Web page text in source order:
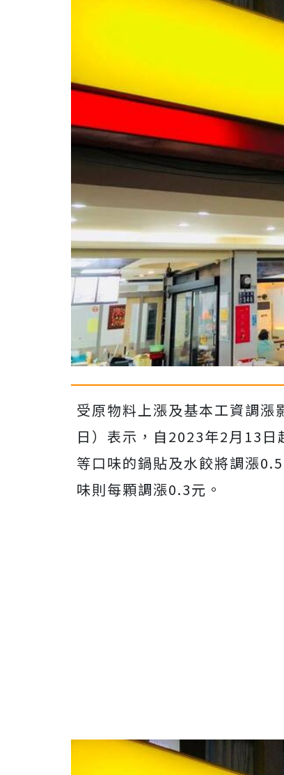
受原物料上漲及基本工資調漲
日）表示，自2023年2月13
等口味的鍋貼及水餃將調漲
味則每顆調漲0.3元。